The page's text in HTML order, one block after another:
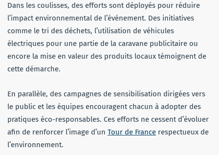
Dans les coulisses, des efforts sont déployés pour réduire
l’impact environnemental de l’événement. Des initiatives
comme le tri des déchets, l’utilisation de véhicules
électriques pour une partie de la caravane publicitaire ou
encore la mise en valeur des produits locaux témoignent de
cette démarche.
En parallèle, des campagnes de sensibilisation dirigées vers
le public et les équipes encouragent chacun à adopter des
pratiques éco-responsables. Ces efforts ne cessent d’évoluer
afin de renforcer l’image d’un Tour de France respectueux de
l’environnement.